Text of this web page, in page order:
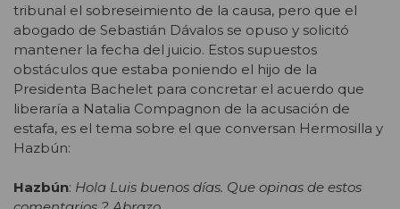
tribunal el sobreseimiento de la causa, pero que el
abogado de Sebastián Dávalos se opuso y solicitó
mantener la fecha del juicio. Estos supuestos
obstáculos que estaba poniendo el hijo de la
Presidenta Bachelet para concretar el acuerdo que
liberaría a Natalia Compagnon de la acusación de
estafa, es el tema sobre el que conversan Hermosilla y
Hazbún:
Hazbún: Hola Luis buenos días. Que opinas de estos